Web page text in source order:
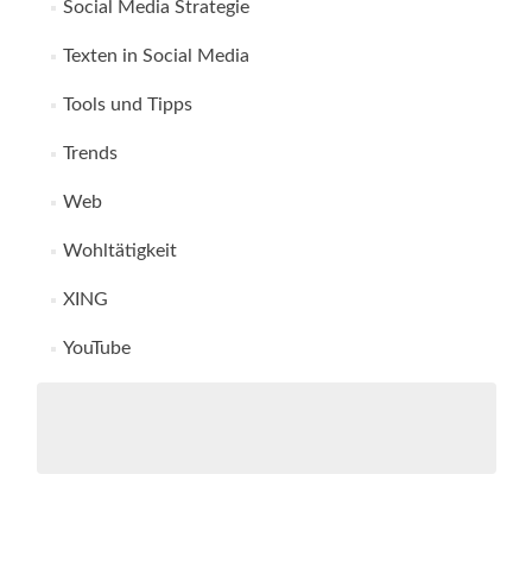
Social Media Strategie
Texten in Social Media
Tools und Tipps
Trends
Web
Wohltätigkeit
XING
YouTube